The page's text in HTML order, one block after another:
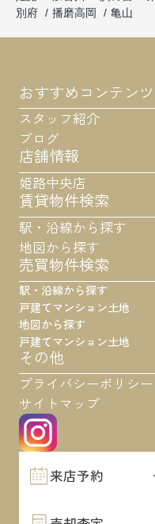
別府
播磨高岡 亀山
おすすめコンテンツ
スタッフ紹介
ブログ
店舗情報
姫路中央店
賃貸物件検索
駅・沿線から探す
地図から探す
売買物件検索
駅・沿線から探す
戸建てマンション土地
地図から探す
戸建てマンション土地
その他
プライバシーポリシー
サイトマップ
来店予約